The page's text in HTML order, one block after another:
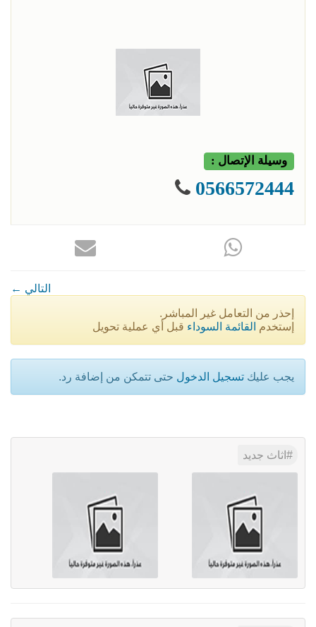
وسيلة الإتصال :
0566572444
← التالي
إحذر من التعامل غير المباشر.
إستخدم القائمة السوداء قبل أي عملية تحويل
يجب عليك تسجيل الدخول حتى تتمكن من إضافة رد.
اثاث جديد